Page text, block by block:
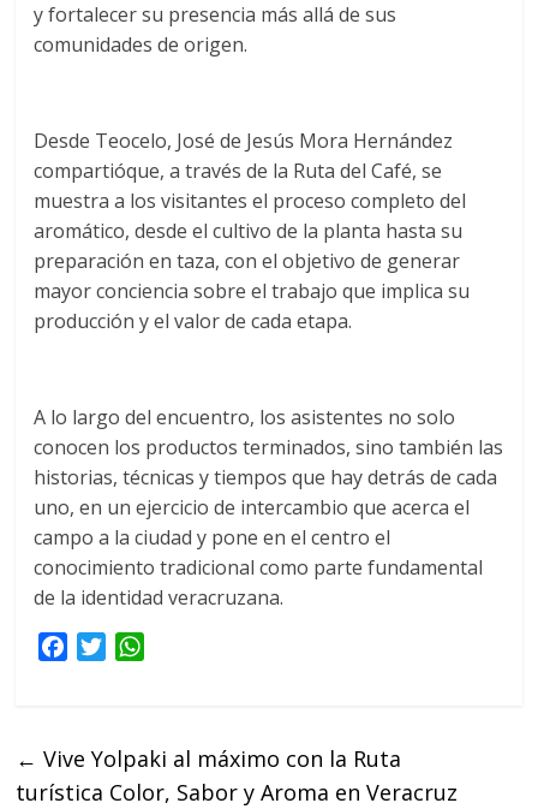
y fortalecer su presencia más allá de sus
comunidades de origen.
Desde Teocelo, José de Jesús Mora Hernández
compartióque, a través de la Ruta del Café, se
muestra a los visitantes el proceso completo del
aromático, desde el cultivo de la planta hasta su
preparación en taza, con el objetivo de generar
mayor conciencia sobre el trabajo que implica su
producción y el valor de cada etapa.
A lo largo del encuentro, los asistentes no solo
conocen los productos terminados, sino también las
historias, técnicas y tiempos que hay detrás de cada
uno, en un ejercicio de intercambio que acerca el
campo a la ciudad y pone en el centro el
conocimiento tradicional como parte fundamental
de la identidad veracruzana.
b
o
T
t
e
s
A
← Vive Yolpaki al máximo con la Ruta
turística Color, Sabor y Aroma en Veracruz